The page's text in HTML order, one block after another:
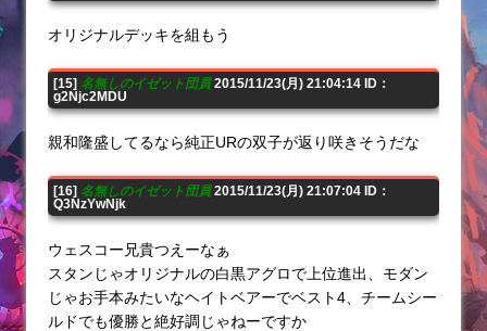
オリジナルデッキを組もう
[15] 名無しのイゼット団員2015/11/23(月) 21:04:14 ID：
g2Njc2MDU
親和隆盛してるなら純正URの双子が返り咲きそうだな
[16] 名無しのイゼット団員2015/11/23(月) 21:07:04 ID：
Q3NzYwNjk
ウェスコー兄貴つえーなぁ
スタンじゃオリジナルの白黒アグロで上位進出、モダン
じゃお手本みたいなヘイトベアーでベスト4、チームシー
ルドでも優勝と絶好調じゃねーですか